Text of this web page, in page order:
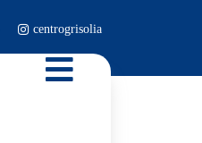
centrogrisolia